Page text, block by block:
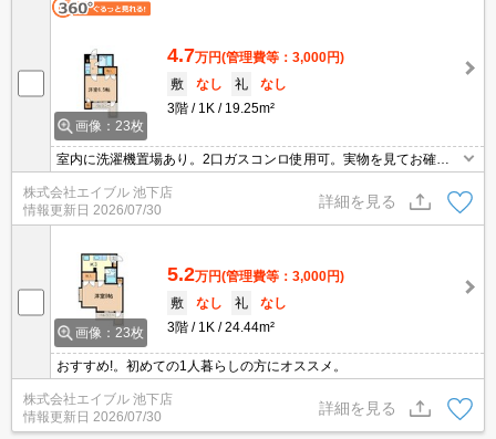
画像：23枚
4.7万円(管理費等：3,000円)
敷
なし 礼
なし
3階
1K 19.25m²
室内に洗濯機置場あり。2口ガスコンロ使用可。実物を見てお確か
株式会社エイブル 池下店
情報更新日 2026/07/30
詳細を見る
画像：23枚
5.2万円(管理費等：3,000円)
敷
なし 礼
なし
3階
1K 24.44m²
おすすめ!。初めての1人暮らしの方にオススメ。
株式会社エイブル 池下店
情報更新日 2026/07/30
詳細を見る